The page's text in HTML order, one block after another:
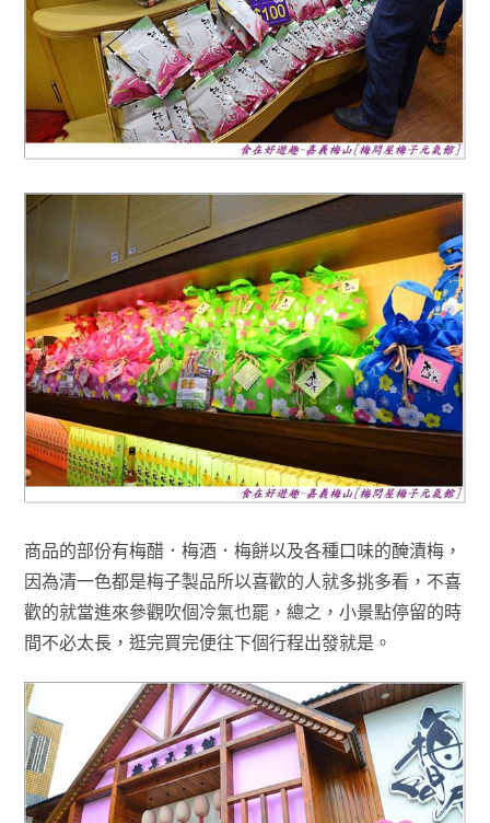
商品的部份有梅醋．梅酒．梅餅以及各種口味的醃漬梅，
因為清一色都是梅子製品所以喜歡的人就多挑多看 ，不喜
歡的就當進來參觀吹個冷氣也罷 ，總之 ，小景點停留的時
間不必太長，逛完買完便往下個行程出發就是 。